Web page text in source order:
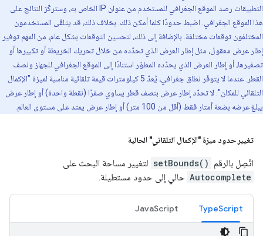
التطبيقات رصد الموقع الجغرافي للمستخدم من عنوان IP الخاص به، وستركّز النتائج على
هذا الموقع الجغرافي. اضبط حدودًا كلما أمكن ذلك. بخلاف ذلك، قد يتلقّى المستخدمون
المختلفون توقعات مختلفة. بالإضافة إلى ذلك، لتحسين التوقعات بشكل عام، من المهم توفير
إطار عرض معقول، مثل إطار العرض الذي تحدّده من خلال تحريك الخريطة أو تكبيرها أو
تصغيرها، أو إطار العرض الذي يحدّده المطوّر استنادًا إلى الموقع الجغرافي للجهاز ونصف
القطر. عندما لا يتوفّر نطاق جغرافي، يُعدّ 5 كيلومترات قيمة تلقائية مناسبة لميزة "الإكمال
التلقائي للمكان". لا تحدّد إطار عرض بنصف قطر يساوي صفرًا (نقطة واحدة) أو إطار عرض
يبلغ عرضه بضعة أمتار فقط (أقل من 100 متر) أو إطار عرض يمتد على مستوى العالم.
تغيير حدود ميزة "الإكمال التلقائي" الحالية
اتّصِل بالرقم setBounds() لتغيير مساحة البحث على
Autocomplete حالي إلى حدود مستطيلة.
TypeScript
JavaScript